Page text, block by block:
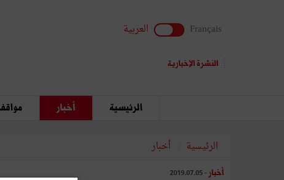
Français العربية
النشرة الإخبارية
الرئيسية أخبار
الرئيسية أخبار
أخبار - 2019.07.05